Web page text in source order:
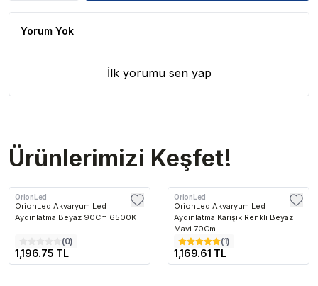
Yorum Yok
İlk yorumu sen yap
Ürünlerimizi Keşfet!
OrionLed
OrionLed Akvaryum Led
Aydınlatma Beyaz 90Cm 6500K
(0)
1,196.75 TL
OrionLed
OrionLed Akvaryum Led
Aydınlatma Karışık Renkli Beyaz
Mavi 70Cm
(1)
1,169.61 TL